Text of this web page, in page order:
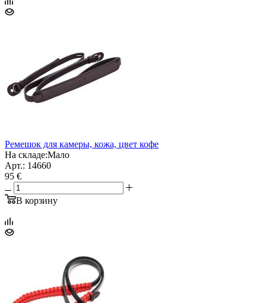
Ремешок для камеры, кожа, цвет кофе
На складе:Мало
Арт.: 14660
95 €
В корзину